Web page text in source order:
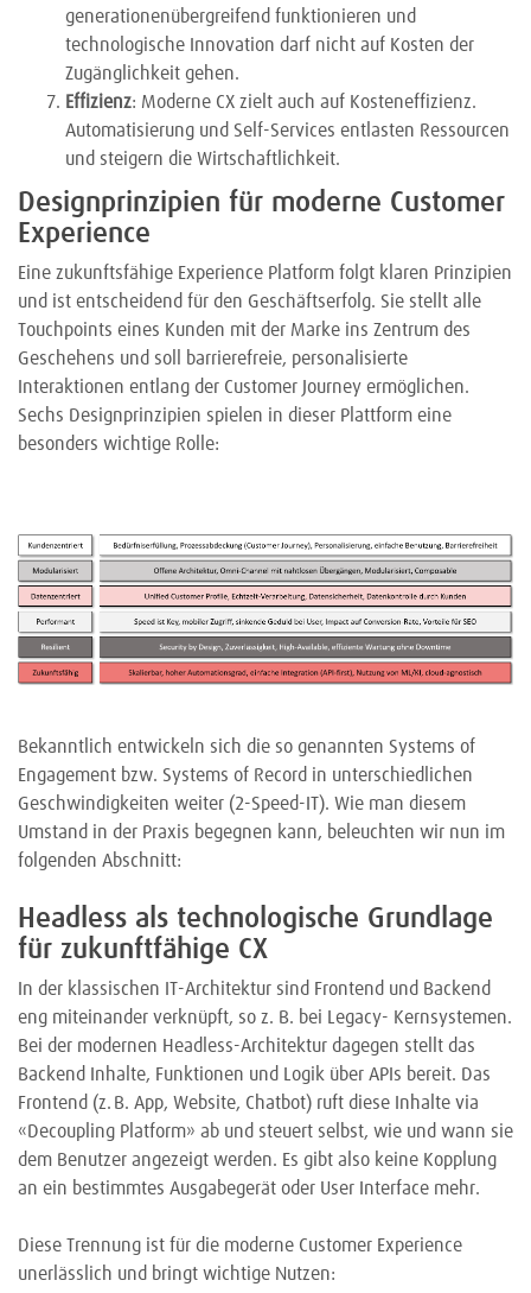
generationenübergreifend funktionieren und
technologische Innovation darf nicht auf Kosten der
Zugänglichkeit gehen.
Effizienz: Moderne CX zielt auch auf Kosteneffizienz.
Automatisierung und Self-Services entlasten Ressourcen
und steigern die Wirtschaftlichkeit.
Designprinzipien für moderne Customer
Experience
Eine zukunftsfähige Experience Platform folgt klaren Prinzipien
und ist entscheidend für den Geschäftserfolg. Sie stellt alle
Touchpoints eines Kunden mit der Marke ins Zentrum des
Geschehens und soll barrierefreie, personalisierte
Interaktionen entlang der Customer Journey ermöglichen.
Sechs Designprinzipien spielen in dieser Plattform eine
besonders wichtige Rolle:
Bekanntlich entwickeln sich die so genannten Systems of
Engagement bzw. Systems of Record in unterschiedlichen
Geschwindigkeiten weiter (2-Speed-IT). Wie man diesem
Umstand in der Praxis begegnen kann, beleuchten wir nun im
folgenden Abschnitt:
Headless als technologische Grundlage
für zukunftfähige CX
In der klassischen IT-Architektur sind Frontend und Backend
eng miteinander verknüpft, so z. B. bei Legacy- Kernsystemen.
Bei der modernen Headless-Architektur dagegen stellt das
Backend Inhalte, Funktionen und Logik über APIs bereit. Das
Frontend (z. B. App, Website, Chatbot) ruft diese Inhalte via
«Decoupling Platform» ab und steuert selbst, wie und wann sie
dem Benutzer angezeigt werden. Es gibt also keine Kopplung
an ein bestimmtes Ausgabegerät oder User Interface mehr.
Diese Trennung ist für die moderne Customer Experience
unerlässlich und bringt wichtige Nutzen: